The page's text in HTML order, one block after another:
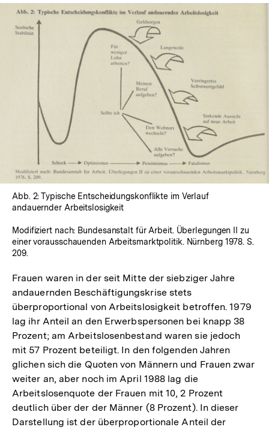
In
Lightbox
öffnen
Abb. 2: Typische Entscheidungskonflikte im Verlauf
andauernder Arbeitslosigkeit
Modifiziert nach: Bundesanstalt für Arbeit. Überlegungen II zu
einer vorausschauenden Arbeitsmarktpolitik. Nürnberg 1978. S.
209.
Frauen waren in der seit Mitte der siebziger Jahre
andauernden Beschäftigungskrise stets
überproportional von Arbeitslosigkeit betroffen. 1979
lag ihr Anteil an den Erwerbspersonen bei knapp 38
Prozent; am Arbeitslosenbestand waren sie jedoch
mit 57 Prozent beteiligt. In den folgenden Jahren
glichen sich die Quoten von Männern und Frauen zwar
weiter an, aber noch im April 1988 lag die
Arbeitslosenquote der Frauen mit 10, 2 Prozent
deutlich über der der Männer (8 Prozent). In dieser
Darstellung ist der überproportionale Anteil der